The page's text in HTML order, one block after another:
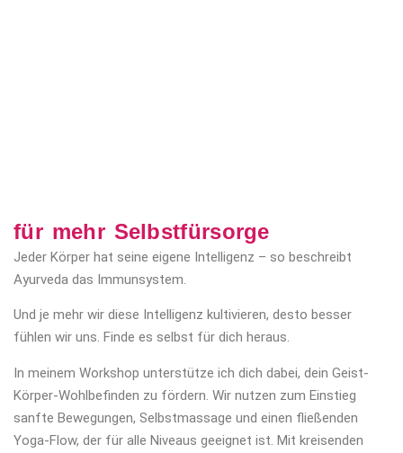
für mehr Selbstfürsorge
Jeder Körper hat seine eigene Intelligenz – so beschreibt
Ayurveda das Immunsystem.
Und je mehr wir diese Intelligenz kultivieren, desto besser
fühlen wir uns. Finde es selbst für dich heraus.
In meinem Workshop unterstütze ich dich dabei, dein Geist-
Körper-Wohlbefinden zu fördern. Wir nutzen zum Einstieg
sanfte Bewegungen, Selbstmassage und einen fließenden
Yoga-Flow, der für alle Niveaus geeignet ist. Mit kreisenden